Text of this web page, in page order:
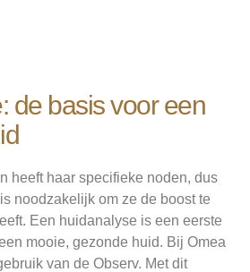
de basis voor een
heeft haar specifieke noden, dus
noodzakelijk om ze de boost te
Een huidanalyse is een eerste
mooie, gezonde huid. Bij Omea
van de Observ. Met dit